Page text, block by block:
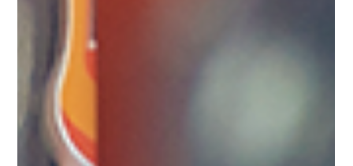
operationele efficiëntie van een park. In deze blog nemen we
je mee in de voordelen van samenwerken met een centrale
beheerpartner, zoals EEZZ, voor het beheer van je
vakantieparkboekingen en alles